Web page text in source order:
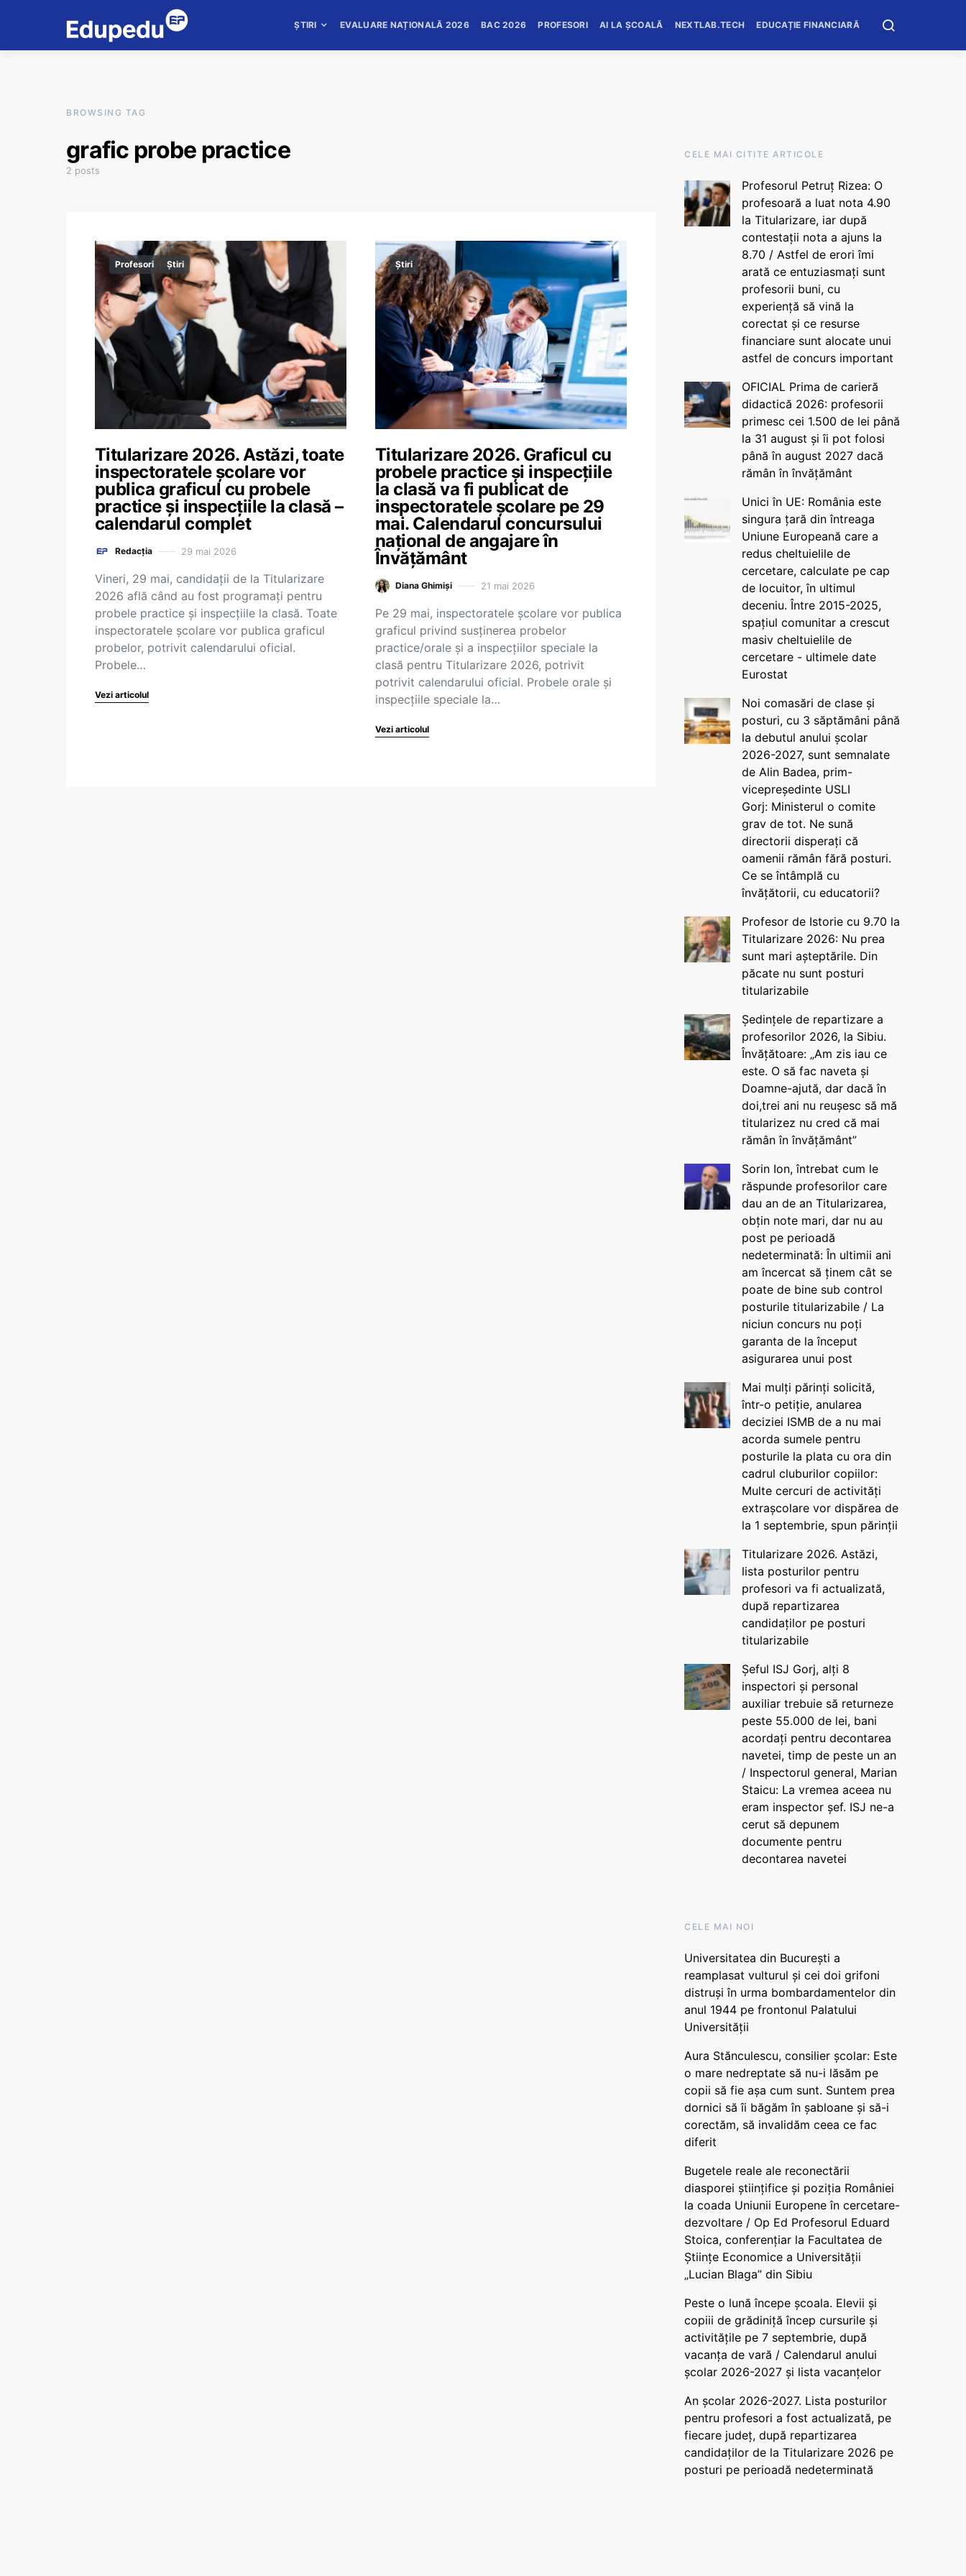
ȘTIRI EVALUARE NAȚIONALĂ 2026 BAC 2026 PROFESORI AI LA ȘCOALĂ NEXTLAB.TECH EDUCAȚIE FINANCIARĂ
BROWSING TAG
grafic probe practice
2 posts
Profesori Știri
Titularizare 2026. Astăzi, toate
inspectoratele școlare vor
publica graficul cu probele
practice și inspecțiile la clasă –
calendarul complet
Redacția 29 mai 2026
Vineri, 29 mai, candidații de la Titularizare
2026 află când au fost programați pentru
probele practice și inspecțiile la clasă. Toate
inspectoratele școlare vor publica graficul
probelor, potrivit calendarului oficial.
Probele…
Vezi articolul
Știri
Titularizare 2026. Graficul cu
probele practice și inspecțiile
la clasă va fi publicat de
inspectoratele școlare pe 29
mai. Calendarul concursului
național de angajare în
Învățământ
Diana Ghimiși 21 mai 2026
Pe 29 mai, inspectoratele școlare vor publica
graficul privind susținerea probelor
practice/orale și a inspecțiilor speciale la
clasă pentru Titularizare 2026, potrivit
potrivit calendarului oficial. Probele orale și
inspecțiile speciale la…
Vezi articolul
CELE MAI CITITE ARTICOLE
Profesorul Petruț Rizea: O
profesoară a luat nota 4.90
la Titularizare, iar după
contestații nota a ajuns la
8.70 / Astfel de erori îmi
arată ce entuziasmați sunt
profesorii buni, cu
experiență să vină la
corectat și ce resurse
financiare sunt alocate unui
astfel de concurs important
OFICIAL Prima de carieră
didactică 2026: profesorii
primesc cei 1.500 de lei până
la 31 august și îi pot folosi
până în august 2027 dacă
rămân în învățământ
Unici în UE: România este
singura țară din întreaga
Uniune Europeană care a
redus cheltuielile de
cercetare, calculate pe cap
de locuitor, în ultimul
deceniu. Între 2015-2025,
spațiul comunitar a crescut
masiv cheltuielile de
cercetare - ultimele date
Eurostat
Noi comasări de clase și
posturi, cu 3 săptămâni până
la debutul anului școlar
2026-2027, sunt semnalate
de Alin Badea, prim-
vicepreședinte USLI
Gorj: Ministerul o comite
grav de tot. Ne sună
directorii disperați că
oamenii rămân fără posturi.
Ce se întâmplă cu
învățătorii, cu educatorii?
Profesor de Istorie cu 9.70 la
Titularizare 2026: Nu prea
sunt mari așteptările. Din
păcate nu sunt posturi
titularizabile
Ședințele de repartizare a
profesorilor 2026, la Sibiu.
Învățătoare: „Am zis iau ce
este. O să fac naveta și
Doamne-ajută, dar dacă în
doi,trei ani nu reușesc să mă
titularizez nu cred că mai
rămân în învățământ”
Sorin Ion, întrebat cum le
răspunde profesorilor care
dau an de an Titularizarea,
obțin note mari, dar nu au
post pe perioadă
nedeterminată: În ultimii ani
am încercat să ținem cât se
poate de bine sub control
posturile titularizabile / La
niciun concurs nu poți
garanta de la început
asigurarea unui post
Mai mulți părinți solicită,
într-o petiție, anularea
deciziei ISMB de a nu mai
acorda sumele pentru
posturile la plata cu ora din
cadrul cluburilor copiilor:
Multe cercuri de activități
extrașcolare vor dispărea de
la 1 septembrie, spun părinții
Titularizare 2026. Astăzi,
lista posturilor pentru
profesori va fi actualizată,
după repartizarea
candidaților pe posturi
titularizabile
Șeful ISJ Gorj, alți 8
inspectori și personal
auxiliar trebuie să returneze
peste 55.000 de lei, bani
acordați pentru decontarea
navetei, timp de peste un an
/ Inspectorul general, Marian
Staicu: La vremea aceea nu
eram inspector șef. ISJ ne-a
cerut să depunem
documente pentru
decontarea navetei
CELE MAI NOI
Universitatea din București a
reamplasat vulturul și cei doi grifoni
distruși în urma bombardamentelor din
anul 1944 pe frontonul Palatului
Universității
Aura Stănculescu, consilier școlar: Este
o mare nedreptate să nu-i lăsăm pe
copii să fie așa cum sunt. Suntem prea
dornici să îi băgăm în șabloane și să-i
corectăm, să invalidăm ceea ce fac
diferit
Bugetele reale ale reconectării
diasporei științifice și poziția României
la coada Uniunii Europene în cercetare-
dezvoltare / Op Ed Profesorul Eduard
Stoica, conferențiar la Facultatea de
Științe Economice a Universității
„Lucian Blaga” din Sibiu
Peste o lună începe școala. Elevii și
copiii de grădiniță încep cursurile și
activitățile pe 7 septembrie, după
vacanța de vară / Calendarul anului
școlar 2026-2027 și lista vacanțelor
An școlar 2026-2027. Lista posturilor
pentru profesori a fost actualizată, pe
fiecare județ, după repartizarea
candidaților de la Titularizare 2026 pe
posturi pe perioadă nedeterminată